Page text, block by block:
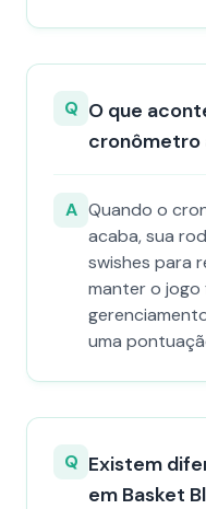
Q O que
cronômetro
A Quando o
acaba, sua
swishes para
manter o jogo
uma
Q Existem
em Basket